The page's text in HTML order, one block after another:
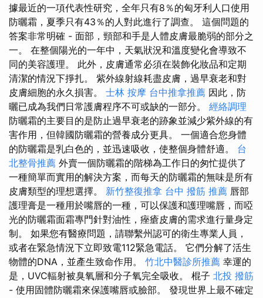
據最近的一項代表性研究，全年只有8％的匈牙利人口使用
防曬霜，夏季只有43％的人對此進行了調查。 這個問題的
答案非常明確 - 面部，頸部和手是人體皮膚最脆弱的部分之
一。 在整個陽光的一年中，天氣狀況和溫度變化會導致不
同的美容護理。 此外，皮膚通常必須在裝飾化妝品和定期
清潔的情況下掙扎。 紫外線射線耗盡皮膚，過早衰老和對
皮膚細胞的永久損害。 士林 按摩 台中推拿推薦 因此，防
曬已成為我們日常護膚程序不可或缺的一部分。 經絡調理
防曬霜的主要目的是防止過早衰老的跡象並減少紫外線的有
害作用，但韓國防曬霜的營養成分更具。 一個適合您身體
的防曬霜是乳白色的，並迅速吸收，使整個身體舒適。 台
北整骨推薦 外賣一個防曬霜的階梯為工作日的匆忙提供了
一種簡單而實用的解決方案，而每天的防曬霜的無味是所有
皮膚類型的理想選擇。 新竹整復推拿 台中 撥筋 推薦 唇部
護理膏是一種用於嘴唇的一種，可以保護和護理嘴唇，而啞
光的防曬霜面霜專門針對油性，痤瘡皮膚的需求進行量身定
制。 如果您有醫療問題，請聯繫州認可的衛生專業人員，
或者在緊急情況下立即致電112緊急電話。 它們分解了活生
物體的DNA，並產生致命作用。 竹北中醫診所推薦 幸運的
是，UVC輻射被臭氧層和分子氧完全吸收。 棍子 北投 撥筋
- 使用固體防曬霜來保護嘴唇或臉部。 發現世界上最不確定